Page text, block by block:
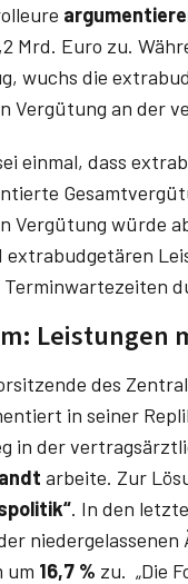
Mrd. Euro zu.
wuchs die
Vergütung an der
einmal, dass
Vergütung würde
extrabudgetären
Leistungen
des
in seiner
in der
arbeite. Zur
. In den
um 16,7 % zu. „Die